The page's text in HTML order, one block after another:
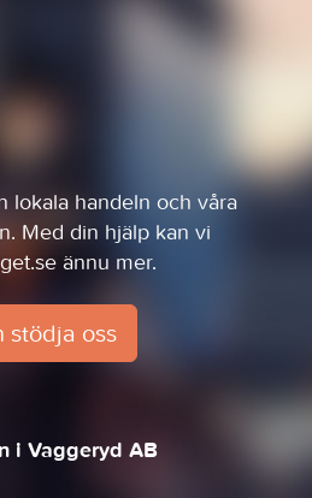
lokala handeln och våra
Med din hjälp kan vi
ännu mer.
stödja oss
i Vaggeryd AB